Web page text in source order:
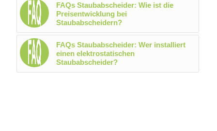
FAQs Staubabscheider: Wie ist die
Preisentwicklung bei
Staubabscheidern?
FAQs Staubabscheider: Wer installiert
einen elektrostatischen
Staubabscheider?